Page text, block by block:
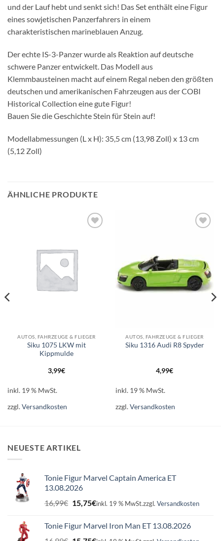
und der Lauf hebt und senkt sich! Das Set enthält eine Figur
eines sowjetischen Panzerfahrers in einem
charakteristischen marineblauen Anzug.
Der echte IS-3-Panzer wurde als Reaktion auf deutsche
schwere Panzer entwickelt. Das Modell aus
Klemmbausteinen macht auf einem Regal neben den größten
deutschen und amerikanischen Fahrzeugen aus der COBI
Historical Collection eine gute Figur!
Bauen Sie die Geschichte Stein für Stein auf!
Modellabmessungen (L x H): 35,5 cm (13,98 Zoll) x 13 cm
(5,12 Zoll)
ÄHNLICHE PRODUKTE
AUTOS, FAHRZEUGE & FLIEGER
Siku 1075 LKW mit
Kippmulde
3,99€
inkl. 19 % MwSt.
zzgl.Versandkosten
AUTOS, FAHRZEUGE & FLIEGER
Siku 1316 Audi R8 Spyder
4,99€
inkl. 19 % MwSt.
zzgl.Versandkosten
NEUESTE ARTIKEL
Tonie Figur Marvel Captain America ET
13.08.2026
16,99€ Ursprünglicher
Preis
16,99€
15,75€Aktueller
15,75€.
inkl. 19 % MwSt.zzgl. Versandkosten
Tonie Figur Marvel Iron Man ET 13.08.2026
Ursprünglicher
Aktueller